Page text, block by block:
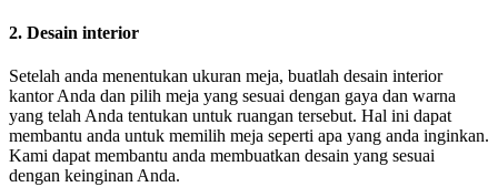
2. Desain interior
Setelah anda menentukan ukuran meja, buatlah desain interior
kantor Anda dan pilih meja yang sesuai dengan gaya dan warna
yang telah Anda tentukan untuk ruangan tersebut. Hal ini dapat
membantu anda untuk memilih meja seperti apa yang anda inginkan.
Kami dapat membantu anda membuatkan desain yang sesuai
dengan keinginan Anda.